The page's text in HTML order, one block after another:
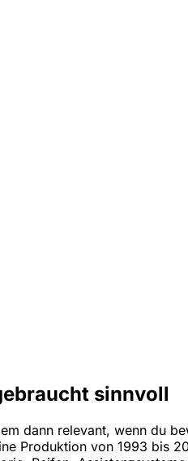
sinnvoll
dann relevant, wenn du
Produktion von 1993 bis